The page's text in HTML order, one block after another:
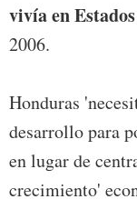
vivía en
2006.
Honduras
desarrollo para
en lugar de
crecimiento'